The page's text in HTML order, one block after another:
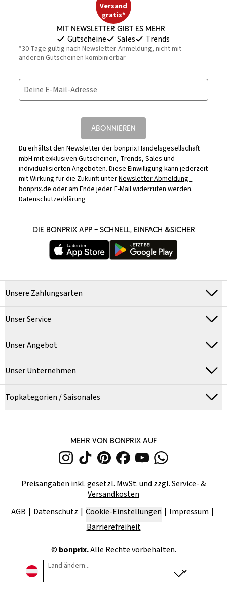
Versand
gratis*
Mit Newsletter gibt es mehr
Gutscheine Sales Trends
*30 Tage gültig nach Newsletter-Anmeldung, nicht mit
anderen Gutscheinen kombinierbar
Deine E-Mail-Adresse
ABONNIEREN
Du erhältst den Newsletter der bonprix Handelsgesellschaft
mbH mit exklusiven Gutscheinen, Trends, Sales und
individualisierten Angeboten. Diese Einwilligung kann jederzeit
mit Wirkung für die Zukunft unterNewsletter Abmeldung -
bonprix.deoder am Ende jeder E-Mail widerrufen werden.
Datenschutzerklärung
DIE BONPRIX APP – SCHNELL, EINFACH &SICHER
Unsere Zahlungsarten
Unser Service
Unser Angebot
Unser Unternehmen
Topkategorien / Saisonales
MEHR VON BONPRIX AUF
Preisangaben inkl. gesetzl. MwSt. und zzgl.Service- &
Versandkosten
AGB
Datenschutz Cookie-Einstellungen
Impressum
Barrierefreiheit
© bonprix.Alle Rechte vorbehalten.
Land ändern...